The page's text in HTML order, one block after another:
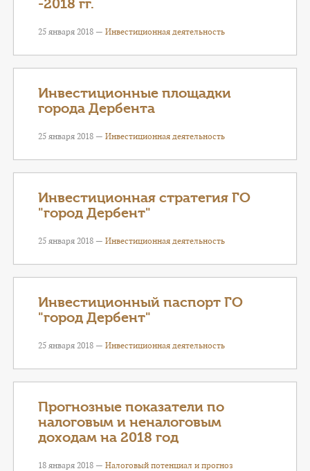
-2018 гг.
25 января 2018 — Инвестиционная деятельность
Инвестиционные площадки
города Дербента
25 января 2018 — Инвестиционная деятельность
Инвестиционная стратегия ГО
"город Дербент"
25 января 2018 — Инвестиционная деятельность
Инвестиционный паспорт ГО
"город Дербент"
25 января 2018 — Инвестиционная деятельность
Прогнозные показатели по
налоговым и неналоговым
доходам на 2018 год
18 января 2018 — Налоговый потенциал и прогноз